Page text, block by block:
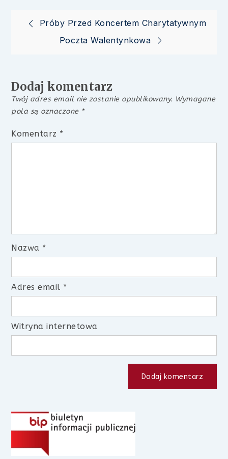
Nawigacja
Próby Przed Koncertem Charytatywnym
Poczta Walentynkowa
Dodaj komentarz
Twój adres email nie zostanie opublikowany. Wymagane
pola są oznaczone *
Komentarz *
Nazwa *
Adres email *
Witryna internetowa